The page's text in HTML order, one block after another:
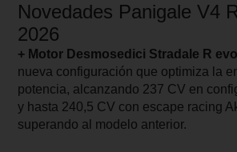
Novedades Panigale V4
2026
+ Motor Desmosedici Stradale R
nueva configuración que optimiza la
potencia, alcanzando 237 CV en
y hasta 240,5 CV con escape racing
superando al modelo anterior.